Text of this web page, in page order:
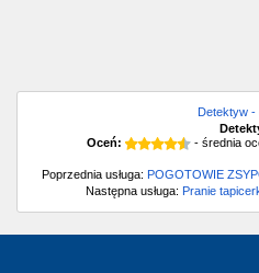
Detektyw -
Oceń:
- średnia
Poprzednia usługa: POGOTOWIE
Następna usługa: Pranie